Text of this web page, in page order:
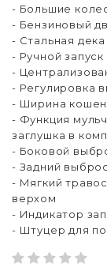
- Большие
- Бензиновый
- Стальная дека
- Ручной запуск
-
- Регулировка
- Ширина
- Функция
заглушка в
- Боковой
- Задний выброс
- Мягкий
верхом
- Индикатор
- Штуцер для